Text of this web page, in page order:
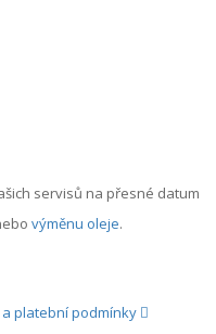
servisů na přesné datum
výměnu oleje.
platební podmínky